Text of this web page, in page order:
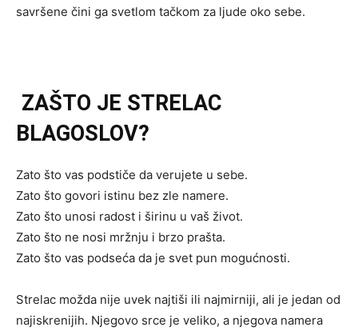
savršene čini ga svetlom tačkom za ljude oko sebe.
ZAŠTO JE STRELAC
BLAGOSLOV?
Zato što vas podstiče da verujete u sebe.
Zato što govori istinu bez zle namere.
Zato što unosi radost i širinu u vaš život.
Zato što ne nosi mržnju i brzo prašta.
Zato što vas podseća da je svet pun mogućnosti.
Strelac možda nije uvek najtiši ili najmirniji, ali je jedan od
najiskrenijih. Njegovo srce je veliko, a njegova namera